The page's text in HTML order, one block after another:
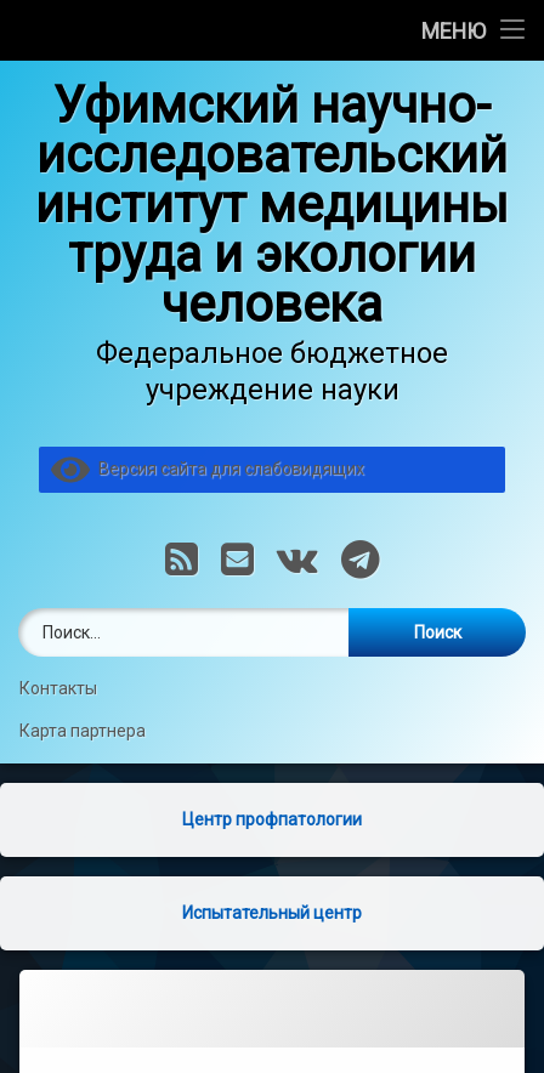
МЕНЮ
Научные отделы
Медицинская деятельность
Основные сведения об образовательной деятельности
Общество гигиенистов, токсикологов и санитарных
содержимомуУфимский научно-
исследовательский
институт медицины
труда и экологии
человека
Федеральное бюджетное
учреждение науки
Версия сайта для слабовидящих
RSS E-mailVK Telegram
Контакты
Карта партнера
Центр профпатологии
Испытательный центр